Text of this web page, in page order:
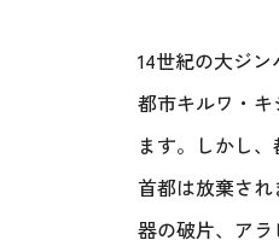
14世紀の大ジ
都市キルワ・
ます。しかし
首都は放棄さ
器の破片、ア